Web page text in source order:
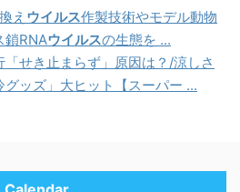
え ウイルス作製技術やモデル動物
鎖RNAウイルスの生態を ...
せき止まらず」原因は？/涼しさ
グッズ」大ヒット【スーパー ...